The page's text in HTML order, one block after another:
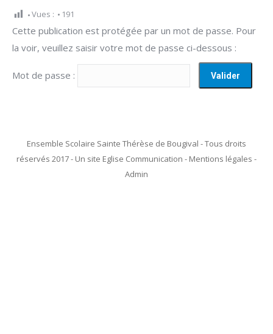
Vues : 191
Cette publication est protégée par un mot de passe. Pour
la voir, veuillez saisir votre mot de passe ci-dessous :
Mot de passe :
Ensemble Scolaire Sainte Thérèse de Bougival - Tous droits
réservés 2017 - Un site Eglise Communication - Mentions légales -
Admin